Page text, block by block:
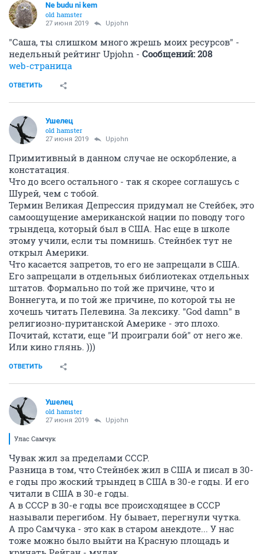
Ne budu ni kem
old hamster
27 июня 2019 Upjohn
"Саша, ты слишком много жрешь моих ресурсов" -
недельный рейтинг Upjohn - Сообщений: 208
web-страница
ОТВЕТИТЬ
Ушелец
old hamster
27 июня 2019 Upjohn
Примитивный в данном случае не оскорбление, а
констатация.
Что до всего остального - так я скорее соглашусь с
Шурей, чем с тобой.
Термин Великая Депрессия придумал не Стейбек, это
самоощущение американской нации по поводу того
трындеца, который был в США. Нас еще в школе
этому учили, если ты помнишь. Стейнбек тут не
открыл Америки.
Что касается запретов, то его не запрещали в США.
Его запрещали в отдельных библиотеках отдельных
штатов. Формально по той же причине, что и
Воннегута, и по той же причине, по которой ты не
хочешь читать Пелевина. За лексику. "God damn" в
религиозно-пуританской Америке - это плохо.
Почитай, кстати, еще "И проиграли бой" от него же.
Или кино глянь. )))
ОТВЕТИТЬ
Ушелец
old hamster
27 июня 2019 Upjohn
Улас Самчук
Чувак жил за пределами СССР.
Разница в том, что Стейнбек жил в США и писал в 30-
е годы про жоский трындец в США в 30-е годы. И его
читали в США в 30-е годы.
А в СССР в 30-е годы все происходящее в СССР
называли перегибом. Ну бывает, перегнули чутка.
А про Самчука - это как в старом анекдоте... У нас
тоже можно было выйти на Красную площадь и